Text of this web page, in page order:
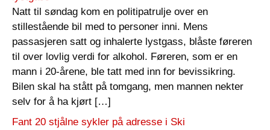
Natt til søndag kom en politipatrulje over en
stillestående bil med to personer inni. Mens
passasjeren satt og inhalerte lystgass, blåste føreren
til over lovlig verdi for alkohol. Føreren, som er en
mann i 20-årene, ble tatt med inn for bevissikring.
Bilen skal ha stått på tomgang, men mannen nekter
selv for å ha kjørt […]
Fant 20 stjålne sykler på adresse i Ski